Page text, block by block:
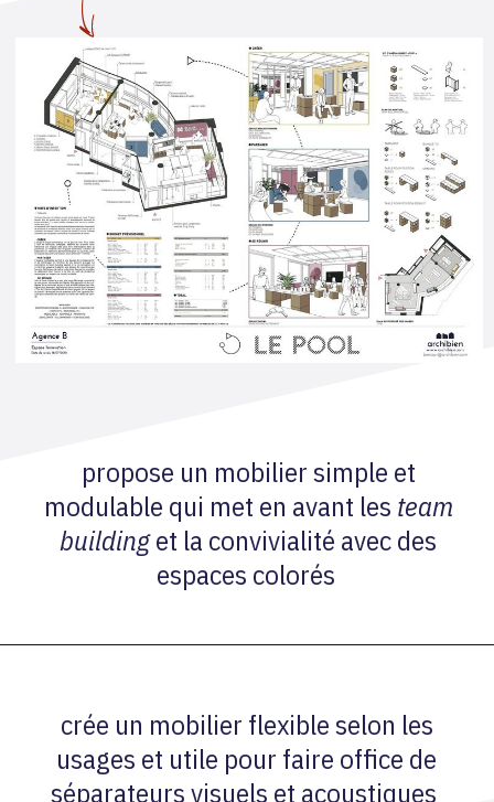
propose un mobilier simple et
modulable qui met en avant les team
buildinget la convivialité avec des
espaces colorés
crée un mobilier flexible selon les
usages et utile pour faire office de
séparateurs visuels et acoustiques